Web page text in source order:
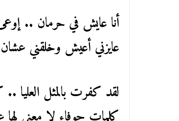
أنا عايش في حرمان ..
عايزني أعيش وخلقني
لقد كفرت بالمثل